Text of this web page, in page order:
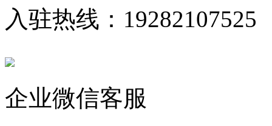
入驻热线：19282107525
企业微信客服